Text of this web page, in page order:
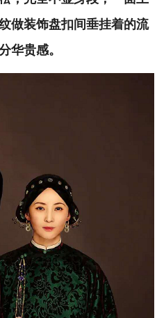
做装饰盘扣间垂挂着的流
华贵感。